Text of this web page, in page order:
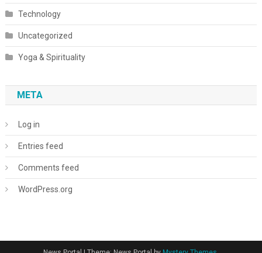
Technology
Uncategorized
Yoga & Spirituality
META
Log in
Entries feed
Comments feed
WordPress.org